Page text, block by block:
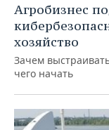
Агробизнес
хозяйство
Зачем
чего начать